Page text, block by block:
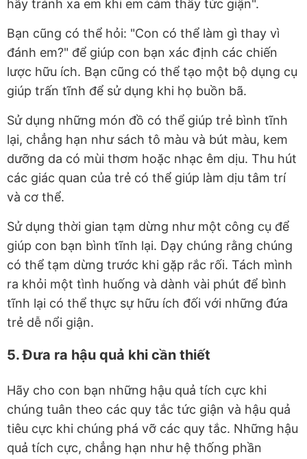
hãy tránh xa em khi em cảm thấy tức giận".
Bạn cũng có thể hỏi: "Con có thể làm gì thay vì
đánh em?" để giúp con bạn xác định các chiến
lược hữu ích. Bạn cũng có thể tạo một bộ dụng cụ
giúp trấn tĩnh để sử dụng khi họ buồn bã.
Sử dụng những món đồ có thể giúp trẻ bình tĩnh
lại, chẳng hạn như sách tô màu và bút màu, kem
dưỡng da có mùi thơm hoặc nhạc êm dịu. Thu hút
các giác quan của trẻ có thể giúp làm dịu tâm trí
và cơ thể.
Sử dụng thời gian tạm dừng như một công cụ để
giúp con bạn bình tĩnh lại. Dạy chúng rằng chúng
có thể tạm dừng trước khi gặp rắc rối. Tách mình
ra khỏi một tình huống và dành vài phút để bình
tĩnh lại có thể thực sự hữu ích đối với những đứa
trẻ dễ nổi giận.
5. Đưa ra hậu quả khi cần thiết
Hãy cho con bạn những hậu quả tích cực khi
chúng tuân theo các quy tắc tức giận và hậu quả
tiêu cực khi chúng phá vỡ các quy tắc. Những hậu
quả tích cực, chẳng hạn như hệ thống phần